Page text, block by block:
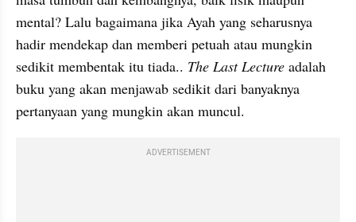
mental? Lalu bagaimana jika Ayah yang seharusnya
hadir mendekap dan memberi petuah atau mungkin
sedikit membentak itu tiada.. The Last Lecture adalah
buku yang akan menjawab sedikit dari banyaknya
pertanyaan yang mungkin akan muncul.
ADVERTISEMENT